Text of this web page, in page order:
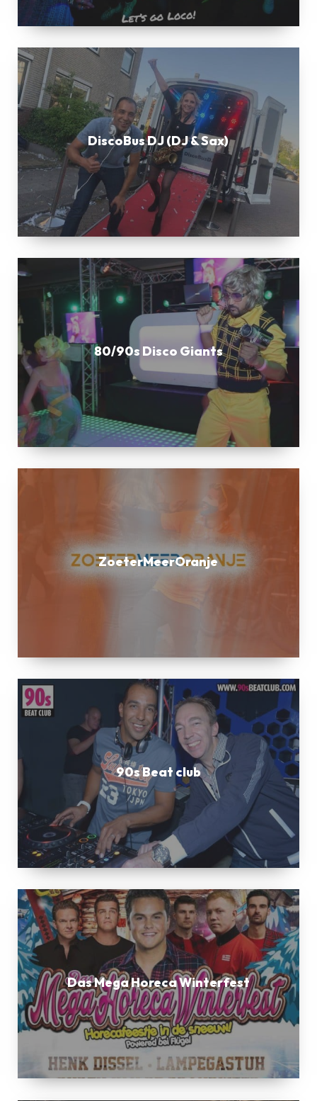
DiscoBus DJ (DJ & Sax)
DiscoBus
DJ
(DJ
&
Sax)
80/90s Disco Giants
80/90s
Disco
Giants
ZoeterMeerOranje
90s Beat club
90s
Beat
Das Mega Horeca Winterfest
Das
Mega
Horeca
Winterfest